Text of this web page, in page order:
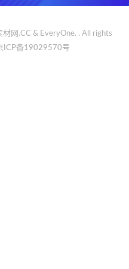
网.CC & EveryOne. . All rights
ICP备19029570号